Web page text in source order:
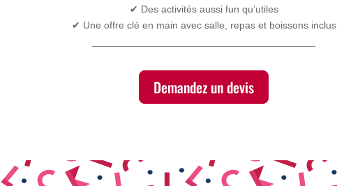
✔ Des activités aussi fun qu’utiles
✔ Une offre clé en main avec salle, repas et boissons inclus
Demandez un devis